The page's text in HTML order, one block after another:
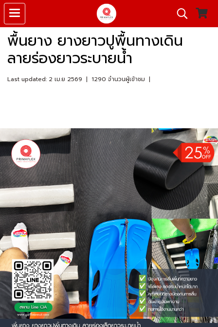
พื้นยาง ยางยาวปูพื้นทางเดิน
ลายร่องยาวระบายน้ำ
Last updated: 2 เม.ย 2569 | 1290 จำนวนผู้เข้าชม |